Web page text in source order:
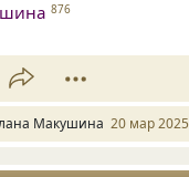
876
Макушина 20 мар 2025